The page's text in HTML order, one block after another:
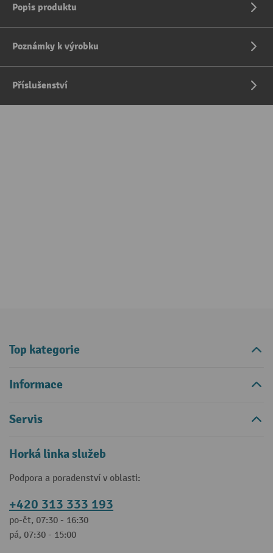
Popis produktu
Poznámky k výrobku
Příslušenství
Top kategorie
Informace
Servis
Horká linka služeb
Podpora a poradenství v oblasti:
+420 313 333 193
po-čt, 07:30 - 16:30
pá, 07:30 - 15:00